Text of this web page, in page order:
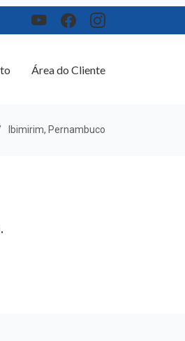
Área do Cliente
Ibimirim, Pernambuco